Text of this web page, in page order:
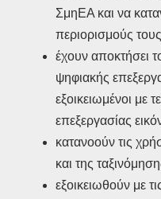
ΣμηΕΑ και να
περιορισμούς
έχουν αποκτήσει
ψηφιακής
εξοικειωμένοι με
επεξεργασίας
κατανοούν τις
και της
εξοικειωθούν με